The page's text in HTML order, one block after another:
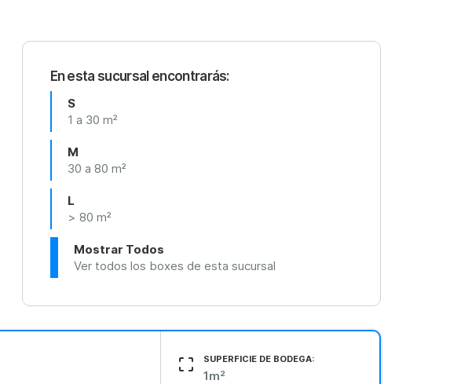
En esta sucursal encontrarás:
S
1 a 30 m²
M
30 a 80 m²
L
> 80 m²
Mostrar Todos
Ver todos los boxes de esta sucursal
SUPERFICIE DE BODEGA:
1m²